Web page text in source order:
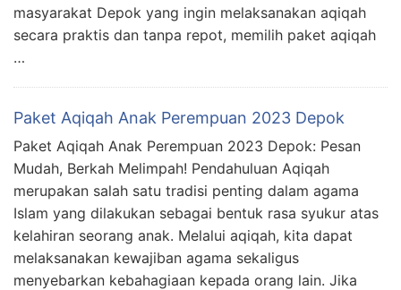
masyarakat Depok yang ingin melaksanakan aqiqah
secara praktis dan tanpa repot, memilih paket aqiqah
…
Paket Aqiqah Anak Perempuan 2023 Depok
Paket Aqiqah Anak Perempuan 2023 Depok: Pesan
Mudah, Berkah Melimpah! Pendahuluan Aqiqah
merupakan salah satu tradisi penting dalam agama
Islam yang dilakukan sebagai bentuk rasa syukur atas
kelahiran seorang anak. Melalui aqiqah, kita dapat
melaksanakan kewajiban agama sekaligus
menyebarkan kebahagiaan kepada orang lain. Jika